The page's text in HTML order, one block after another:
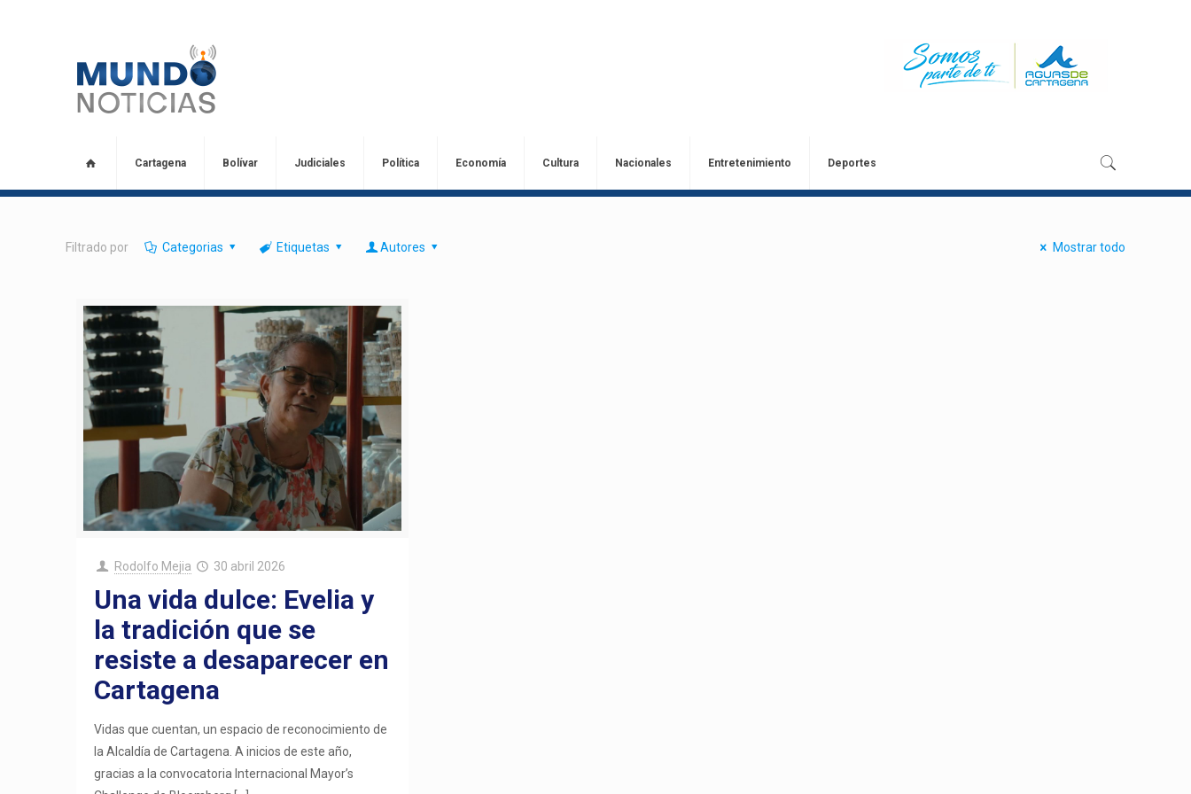
Cartagena Bolívar Judiciales Política Economía Cultura Nacionales Entretenimiento Deportes
Filtrado por Categorias Etiquetas Autores Mostrar todo
Rodolfo Mejia 30 abril 2026
Una vida dulce: Evelia y
la tradición que se
resiste a desaparecer en
Cartagena
Vidas que cuentan, un espacio de reconocimiento de
la Alcaldía de Cartagena. A inicios de este año,
gracias a la convocatoria Internacional Mayor’s